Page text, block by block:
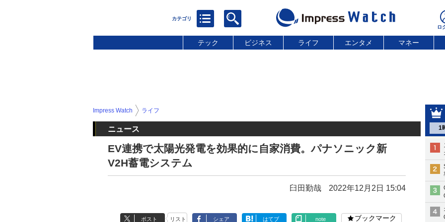
テック ビジネス ライフ エンタメ マネー
1
Impress Watch ライフ
ニュース
EV連携で太陽光発電を効果的に自家消費。パナソニック新
V2H蓄電システム
臼田勤哉 2022年12月2日 15:04
ポスト リスト シェア はてブ note ブックマーク